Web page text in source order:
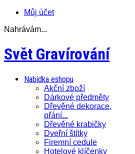
Můj účet
Nahrávám...
Svět Gravírování
Nabídka eshopu
Akční zboží
Dárkové předměty
Dřevěné dekorace,
přání...
Dřevěné krabičky
Dveřní štítky
Firemní cedule
Hotelové klíčenky